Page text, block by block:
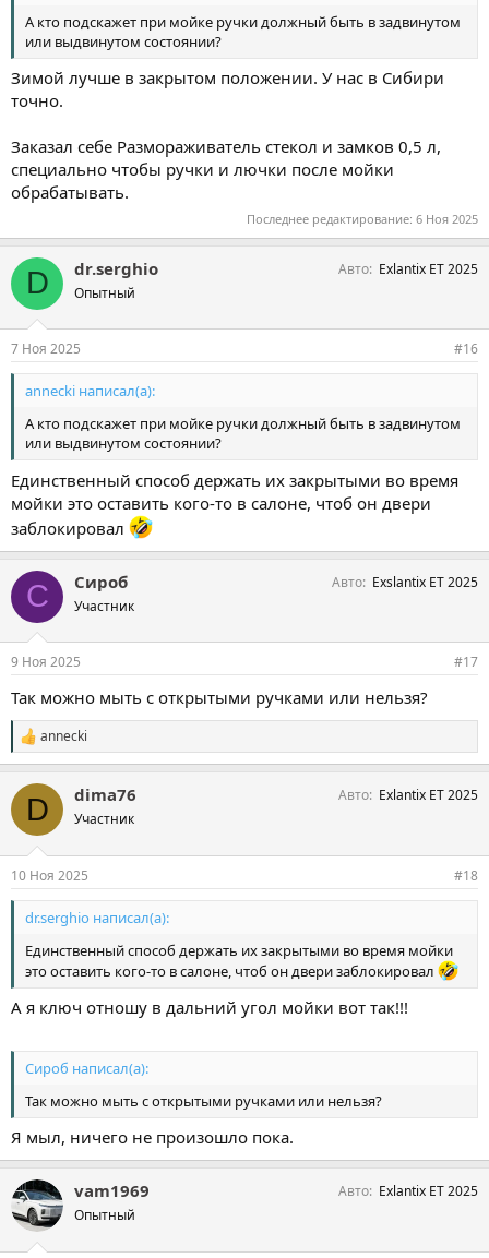
А кто подскажет при мойке ручки должный быть в задвинутом
или выдвинутом состоянии?
Зимой лучше в закрытом положении. У нас в Сибири
точно.
Заказал себе Размораживатель стекол и замков 0,5 л,
специально чтобы ручки и лючки после мойки
обрабатывать.
Последнее редактирование: 6 Ноя 2025
D dr.serghio
Опытный
Авто Exlantix ET 2025
7 Ноя 2025 #16
annecki написал(а):
А кто подскажет при мойке ручки должный быть в задвинутом
или выдвинутом состоянии?
Единственный способ держать их закрытыми во время
мойки это оставить кого-то в салоне, чтоб он двери
заблокировал
С Сироб
Участник
Авто Exslantix ET 2025
9 Ноя 2025 #17
Так можно мыть с открытыми ручками или нельзя?
С
и
п
т
:
annecki
D dima76
Участник
Авто Exlantix ET 2025
10 Ноя 2025 #18
dr.serghio написал(а):
Единственный способ держать их закрытыми во время мойки
это оставить кого-то в салоне, чтоб он двери заблокировал
А я ключ отношу в дальний угол мойки вот так!!!
Сироб написал(а):
Так можно мыть с открытыми ручками или нельзя?
Я мыл, ничего не произошло пока.
vam1969
Опытный
Авто Exlantix ET 2025